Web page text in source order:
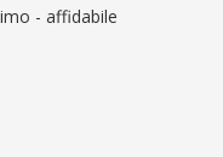
- affidabile